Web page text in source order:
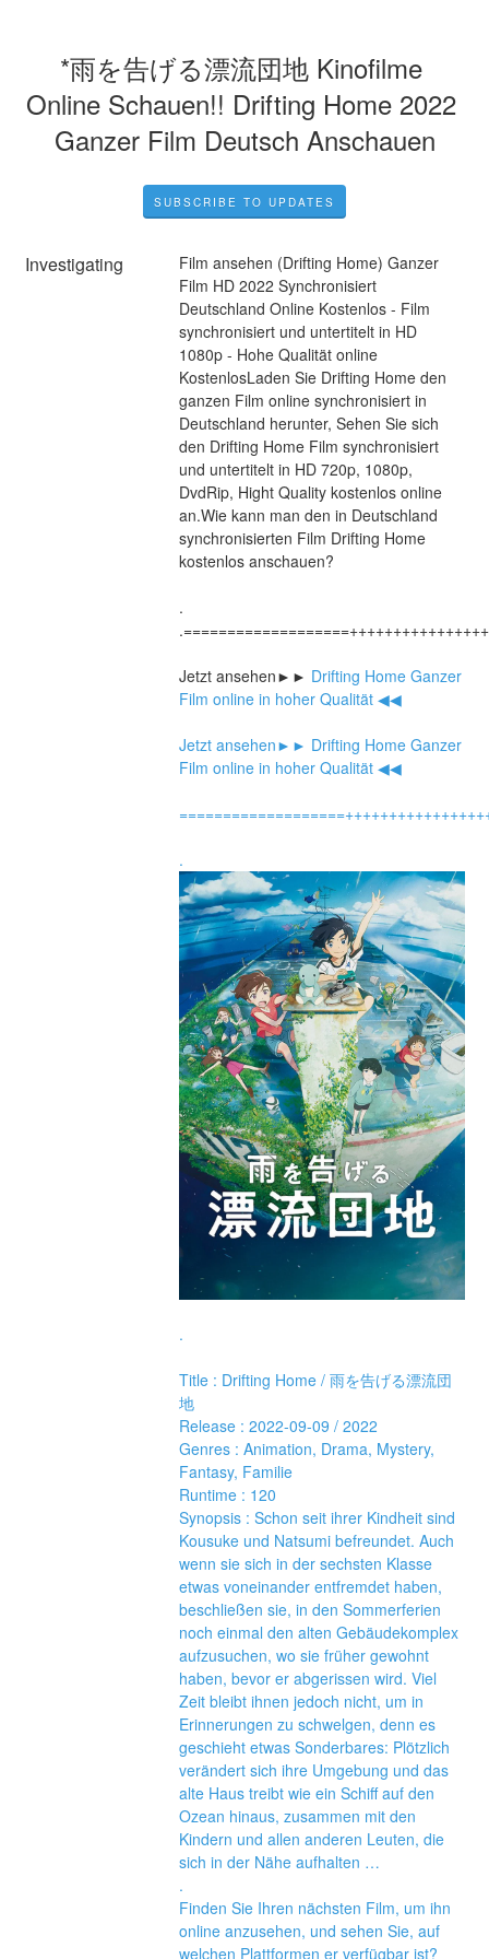
*雨を告げる漂流団地 Kinofilme
Online Schauen!! Drifting Home 2022
Ganzer Film Deutsch Anschauen
SUBSCRIBE TO UPDATES
Investigating
Film ansehen (Drifting Home) Ganzer
Film HD 2022 Synchronisiert
Deutschland Online Kostenlos - Film
synchronisiert und untertitelt in HD
1080p - Hohe Qualität online
KostenlosLaden Sie Drifting Home den
ganzen Film online synchronisiert in
Deutschland herunter, Sehen Sie sich
den Drifting Home Film synchronisiert
und untertitelt in HD 720p, 1080p,
DvdRip, Hight Quality kostenlos online
an.Wie kann man den in Deutschland
synchronisierten Film Drifting Home
kostenlos anschauen?
.
Jetzt ansehen►► Drifting Home Ganzer
Film online in hoher Qualität ◀◀
Jetzt ansehen►► Drifting Home Ganzer
Film online in hoher Qualität ◀◀
.
.
Title : Drifting Home / 雨を告げる漂流団
地
Release : 2022-09-09 / 2022
Genres : Animation, Drama, Mystery,
Fantasy, Familie
Runtime : 120
Synopsis : Schon seit ihrer Kindheit sind
Kousuke und Natsumi befreundet. Auch
wenn sie sich in der sechsten Klasse
etwas voneinander entfremdet haben,
beschließen sie, in den Sommerferien
noch einmal den alten Gebäudekomplex
aufzusuchen, wo sie früher gewohnt
haben, bevor er abgerissen wird. Viel
Zeit bleibt ihnen jedoch nicht, um in
Erinnerungen zu schwelgen, denn es
geschieht etwas Sonderbares: Plötzlich
verändert sich ihre Umgebung und das
alte Haus treibt wie ein Schiff auf den
Ozean hinaus, zusammen mit den
Kindern und allen anderen Leuten, die
sich in der Nähe aufhalten …
.
Finden Sie Ihren nächsten Film, um ihn
online anzusehen, und sehen Sie, auf
welchen Plattformen er verfügbar ist?